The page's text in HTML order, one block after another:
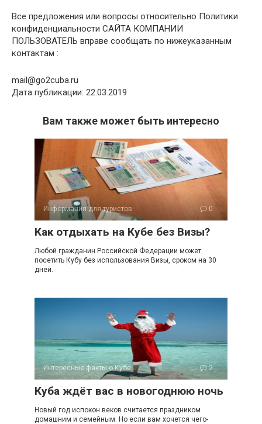
Все предложения или вопросы относительно Политики
конфиденциальности САЙТА КОМПАНИИ
ПОЛЬЗОВАТЕЛЬ вправе сообщать по нижеуказанным
контактам :
mail@go2cuba.ru
Дата публикации: 22.03.2019
Вам также может быть интересно
Информация для туристов 0
Как отдыхать на Кубе без Визы?
Любой гражданин Российской Федерации может
посетить Кубу без использования Визы, сроком на 30
дней.
Интересные факты о Кубе 2
Куба ждёт вас в новогоднюю ночь
Новый год испокон веков считается праздником
домашним и семейным. Но если вам хочется чего-